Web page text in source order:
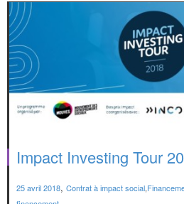
Impact Investing Tour
25 avril 2018, Contrat à impact social,